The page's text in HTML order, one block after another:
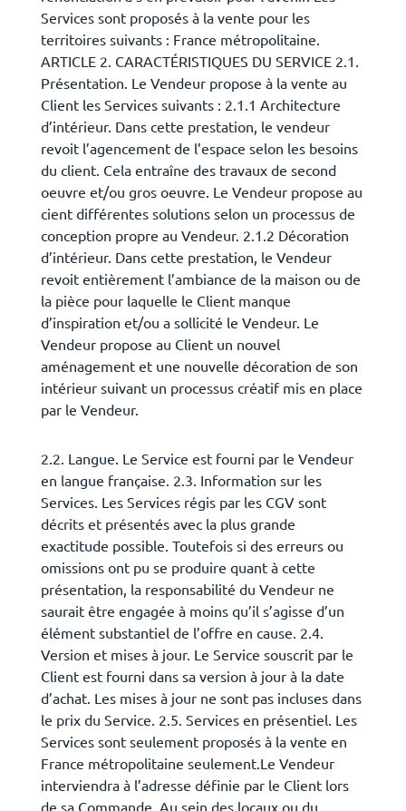
Services sont proposés à la vente pour les
territoires suivants : France métropolitaine.
ARTICLE 2. CARACTÉRISTIQUES DU SERVICE 2.1.
Présentation. Le Vendeur propose à la vente au
Client les Services suivants : 2.1.1 Architecture
d’intérieur. Dans cette prestation, le vendeur
revoit l’agencement de l’espace selon les besoins
du client. Cela entraîne des travaux de second
oeuvre et/ou gros oeuvre. Le Vendeur propose au
cient différentes solutions selon un processus de
conception propre au Vendeur. 2.1.2 Décoration
d’intérieur. Dans cette prestation, le Vendeur
revoit entièrement l’ambiance de la maison ou de
la pièce pour laquelle le Client manque
d’inspiration et/ou a sollicité le Vendeur. Le
Vendeur propose au Client un nouvel
aménagement et une nouvelle décoration de son
intérieur suivant un processus créatif mis en place
par le Vendeur.
2.2. Langue. Le Service est fourni par le Vendeur
en langue française. 2.3. Information sur les
Services. Les Services régis par les CGV sont
décrits et présentés avec la plus grande
exactitude possible. Toutefois si des erreurs ou
omissions ont pu se produire quant à cette
présentation, la responsabilité du Vendeur ne
saurait être engagée à moins qu’il s’agisse d’un
élément substantiel de l’offre en cause. 2.4.
Version et mises à jour. Le Service souscrit par le
Client est fourni dans sa version à jour à la date
d’achat. Les mises à jour ne sont pas incluses dans
le prix du Service. 2.5. Services en présentiel. Les
Services sont seulement proposés à la vente en
France métropolitaine seulement.Le Vendeur
interviendra à l’adresse définie par le Client lors
de sa Commande. Au sein des locaux ou du